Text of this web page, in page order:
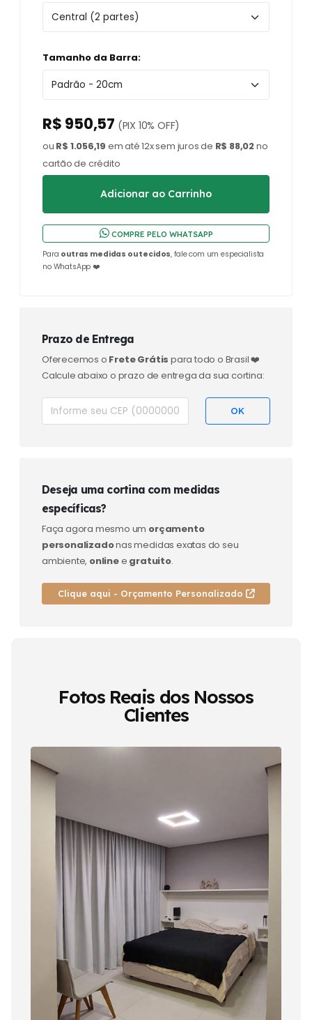
Tamanho da Barra:
R$ 950,57 (PIX 10% OFF)
ou R$ 1.056,19 em até 12x sem juros de R$ 88,02no
cartão de crédito
COMPRE PELO WHATSAPP
Para outras medidas ou tecidos, fale com um especialista
no WhatsApp ❤️
Prazo de Entrega
Oferecemos o Frete Grátis para todo o Brasil ❤️
Calcule abaixo o prazo de entrega da sua cortina:
Deseja uma cortina com medidas
específicas?
Faça agora mesmo um orçamento
personalizadonas medidas exatas do seu
ambiente, onlinee gratuito.
Clique aqui - Orçamento Personalizado
Fotos Reais dos Nossos
Clientes